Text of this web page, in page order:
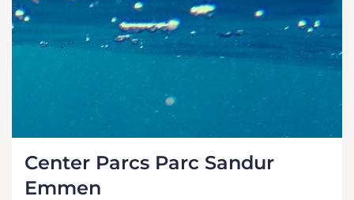
Center Parcs Parc Sandur
Emmen